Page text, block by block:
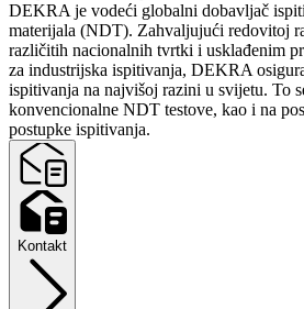
DEKRA je vodeći globalni dobavljač
materijala (NDT). Zahvaljujući redovitoj
različitih nacionalnih tvrtki i usklađenim
za industrijska ispitivanja, DEKRA
ispitivanja na najvišoj razini u svijetu. To
konvencionalne NDT testove, kao i na
postupke ispitivanja.
Kontakt